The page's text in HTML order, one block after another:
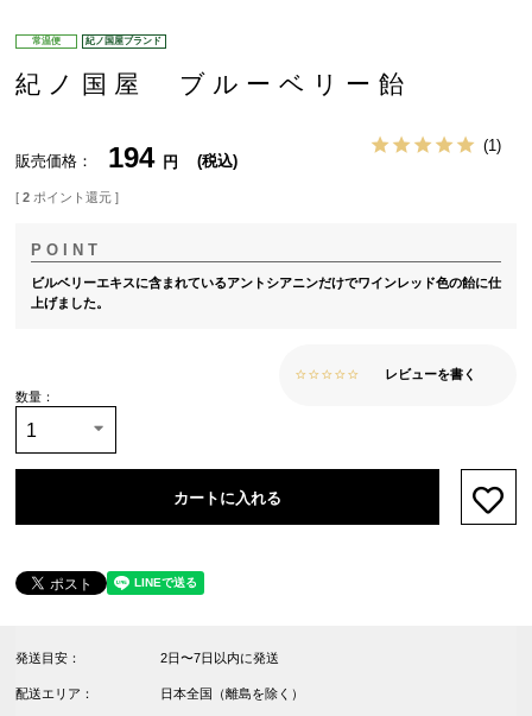
常温便 紀ノ国屋ブランド
紀ノ国屋 ブルーベリー飴
販売価格 194 税込
1
[ 2 ポイント還元 ]
ビルベリーエキスに含まれているアントシアニンだけでワインレッド色の飴に仕
上げました。
レビューを書く
カートに入れる
発送目安： 2日〜7日以内に発送
配送エリア： 日本全国（離島を除く）